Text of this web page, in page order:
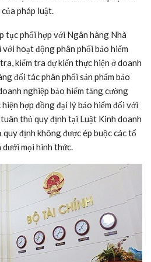
pháp luật.
tục phối hợp với Ngân hàng Nhà
hoạt động phân phối bảo hiểm
kiểm tra dự kiến thực hiện ở doanh
đối tác phân phối sản phẩm bảo
nghiệp bảo hiểm tăng cường
hợp đồng đại lý bảo hiểm đối với
thủ quy định tại Luật Kinh doanh
định không được ép buộc các tổ
dưới mọi hình thức.